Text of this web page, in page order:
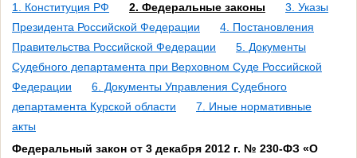
1. Конституция РФ 2. Федеральные законы
3. Указы
Президента Российской Федерации
4. Постановления
Правительства Российской Федерации
5. Документы
Судебного департамента при Верховном Суде Российской
Федерации
6. Документы Управления Судебного
департамента Курской области
7. Иные нормативные
акты
Федеральный закон от 3 декабря 2012 г. № 230-ФЗ «О